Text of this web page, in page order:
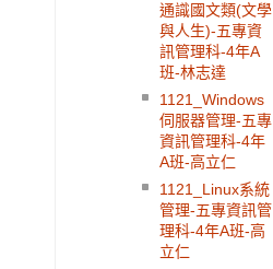
通識國文類(文學
與人生)-五專資
訊管理科-4年A
班-林志達
1121_Windows
伺服器管理-五專
資訊管理科-4年
A班-高立仁
1121_Linux系統
管理-五專資訊管
理科-4年A班-高
立仁